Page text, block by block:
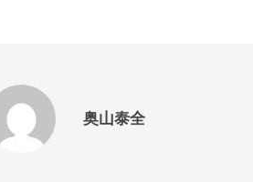
奥山泰全